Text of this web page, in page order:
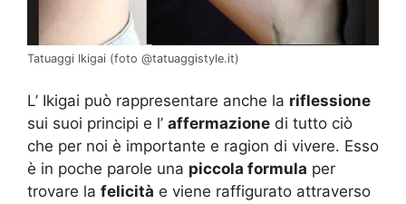
Tatuaggi Ikigai (foto @tatuaggistyle.it)
L’ Ikigai può rappresentare anche la riflessione
sui suoi principi e l’ affermazione di tutto ciò
che per noi è importante e ragion di vivere. Esso
è in poche parole una piccola formula per
trovare la felicità e viene raffigurato attraverso